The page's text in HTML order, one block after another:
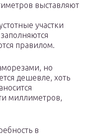
выставляют
участки
правилом.
но
дешевле, хоть
миллиметров,
в